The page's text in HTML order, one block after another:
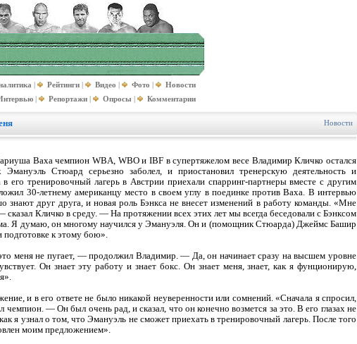
| Рейтинги | Видео | Фото |
Новости
| Репортажи | Опросы | Комментарии
Новости
Ваха чемпион WBA, WBO и IBF в супертяжелом весе Владимир Кличко остался
Эмануэль Стюард серьезно заболел, и приостановил тренерскую деятельность и
его тренировочный лагерь в Австрии приехали спарринг-партнеры вместе с другим
30-летнему американцу место в своем углу в поединке против Ваха. В интервью
знают друг друга, и новая роль Бэнкса не внесет изменений в работу команды. «Мне
Кличко в среду. — На протяжении всех этих лет мы всегда беседовали с Бэнксом
Я думаю, он многому научился у Эмануэля. Он и (помощник Стюарда) Джеймс Башир
подготовке к этому бою».
меня не пугает, — продолжил Владимир. — Да, он начинает сразу на высшем уровне
Он знает эту работу и знает бокс. Он знает меня, знает, как я фунционирую,
и в его ответе не было никакой неуверенности или сомнений. «Сначала я спросил,
— Он был очень рад, и сказал, что он конечно возмется за это. В его глазах не
я узнал о том, что Эмануэль не сможет приехать в тренировочный лагерь. После того
моим предложением».